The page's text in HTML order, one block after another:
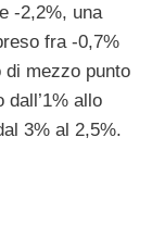
-2,2%, una
fra -0,7%
di mezzo punto
dall’1% allo
3% al 2,5%.